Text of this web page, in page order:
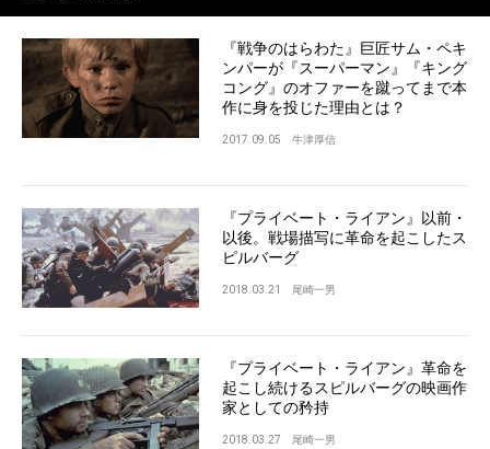
『戦争のはらわた』巨匠サム・ペキ
ンパーが『スーパーマン』『キング
コング』のオファーを蹴ってまで本
作に身を投じた理由とは？
2017.09.05 牛津厚信
『プライベート・ライアン』以前・
以後。戦場描写に革命を起こしたス
ピルバーグ
2018.03.21 尾崎一男
『プライベート・ライアン』革命を
起こし続けるスピルバーグの映画作
家としての矜持
2018.03.27 尾崎一男